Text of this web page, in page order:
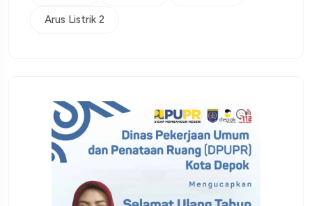
Arus Listrik 2